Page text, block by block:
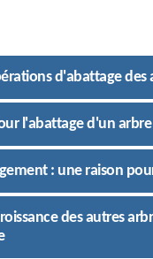
d'abattage des
l'abattage d'un arbre
: une raison
des autres